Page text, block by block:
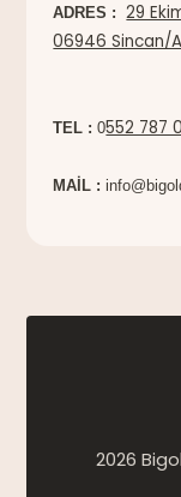
ADRES :
29
06946 Sincan/
TEL : 0552 787
MAİL :
2026